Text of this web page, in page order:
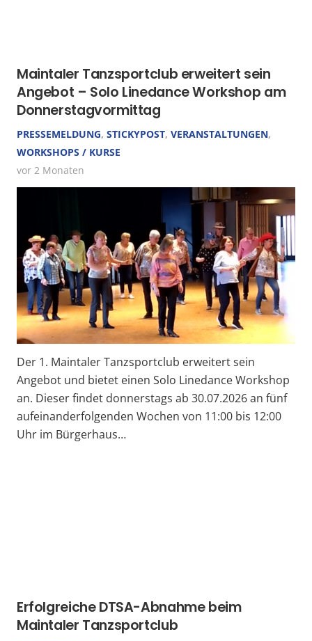
Maintaler Tanz­sport­club erweitert sein
Angebot – Solo Line­dance Work­shop am
Donners­tag­vor­mittag
PRESSEMELDUNG, STICKYPOST, VERANSTALTUNGEN,
WORKSHOPS / KURSE
vor 2 Monaten
Der 1. Maintaler Tanzsportclub erweitert sein
Angebot und bietet einen Solo Linedance Workshop
an. Dieser findet donnerstags ab 30.07.2026 an fünf
aufeinanderfolgenden Wochen von 11:00 bis 12:00
Uhr im Bürgerhaus…
Erfolgreiche DTSA-Abnahme beim
Maintaler Tanzsportclub